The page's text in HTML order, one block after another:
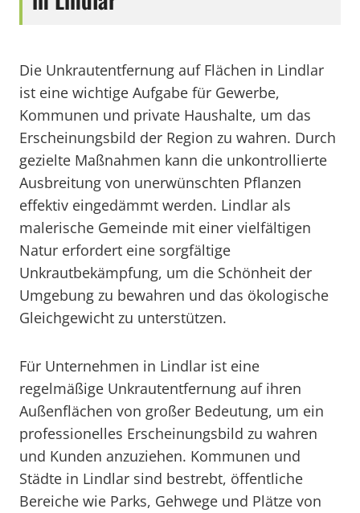
Die Unkrautentfernung auf Flächen in Lindlar
ist eine wichtige Aufgabe für Gewerbe,
Kommunen und private Haushalte, um das
Erscheinungsbild der Region zu wahren. Durch
gezielte Maßnahmen kann die unkontrollierte
Ausbreitung von unerwünschten Pflanzen
effektiv eingedämmt werden. Lindlar als
malerische Gemeinde mit einer vielfältigen
Natur erfordert eine sorgfältige
Unkrautbekämpfung, um die Schönheit der
Umgebung zu bewahren und das ökologische
Gleichgewicht zu unterstützen.
Für Unternehmen in Lindlar ist eine
regelmäßige Unkrautentfernung auf ihren
Außenflächen von großer Bedeutung, um ein
professionelles Erscheinungsbild zu wahren
und Kunden anzuziehen. Kommunen und
Städte in Lindlar sind bestrebt, öffentliche
Bereiche wie Parks, Gehwege und Plätze von